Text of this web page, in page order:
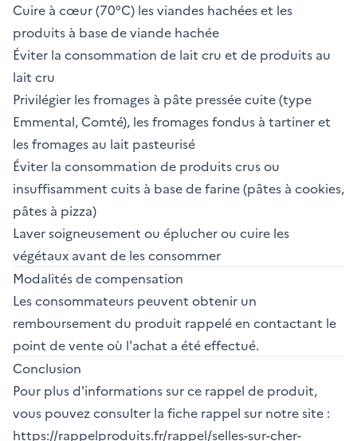
Cuire à cœur (70°C) les viandes hachées et les
produits à base de viande hachée
Éviter la consommation de lait cru et de produits au
lait cru
Privilégier les fromages à pâte pressée cuite (type
Emmental, Comté), les fromages fondus à tartiner et
les fromages au lait pasteurisé
Éviter la consommation de produits crus ou
insuffisamment cuits à base de farine (pâtes à cookies,
pâtes à pizza)
Laver soigneusement ou éplucher ou cuire les
végétaux avant de les consommer
Modalités de compensation
Les consommateurs peuvent obtenir un
remboursement du produit rappelé en contactant le
point de vente où l'achat a été effectué.
Conclusion
Pour plus d'informations sur ce rappel de produit,
vous pouvez consulter la fiche rappel sur notre site :
https://rappelproduits.fr/rappel/selles-sur-cher-